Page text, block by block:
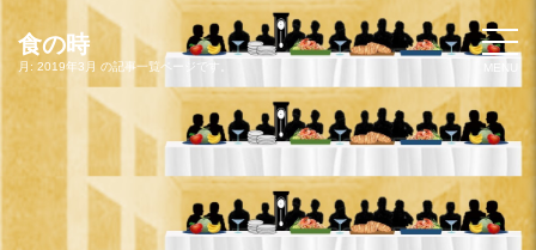
コ
ツ
キ
ッ
食の時
月: 2019年3月 の記事一覧ページです。 MENU